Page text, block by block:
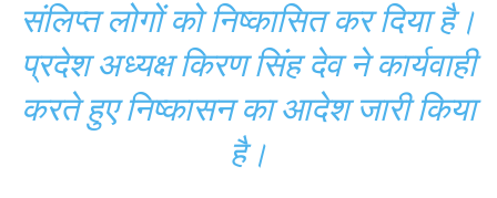
संलिप्त लोगों को निष्कासित कर दिया है।
प्रदेश अध्यक्ष किरण सिंह देव ने कार्यवाही
करते हुए निष्कासन का आदेश जारी किया
है।